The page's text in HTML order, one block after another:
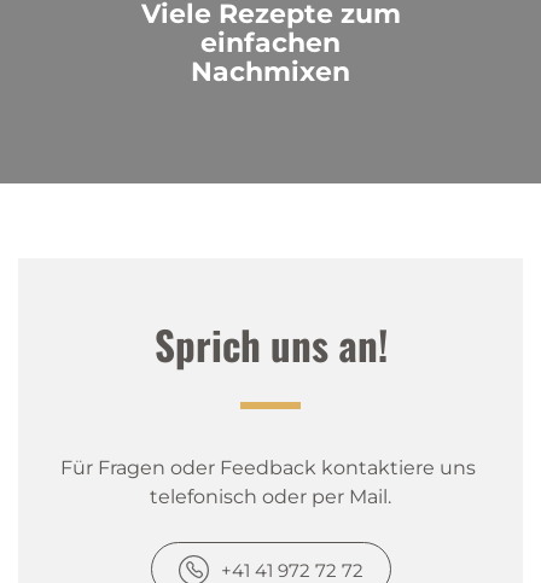
Viele Rezepte zum
einfachen
Nachmixen
Sprich uns an!
Für Fragen oder Feedback kontaktiere uns
telefonisch oder per Mail.
+41 41 972 72 72